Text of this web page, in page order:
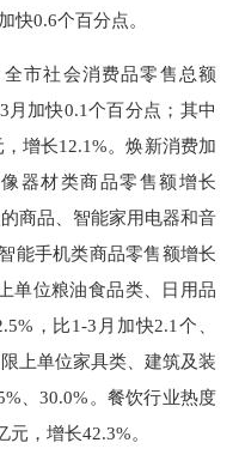
快0.6个百分点。
市社会消费品零售总额
月加快0.1个百分点；其中
增长12.1%。焕新消费加
器材类商品零售额增长
商品、智能家用电器和音
能手机类商品零售额增长
单位粮油食品类、日用品
，比1-3月加快2.1个、
上单位家具类、建筑及装
、30.0%。餐饮行业热度
，增长42.3%。